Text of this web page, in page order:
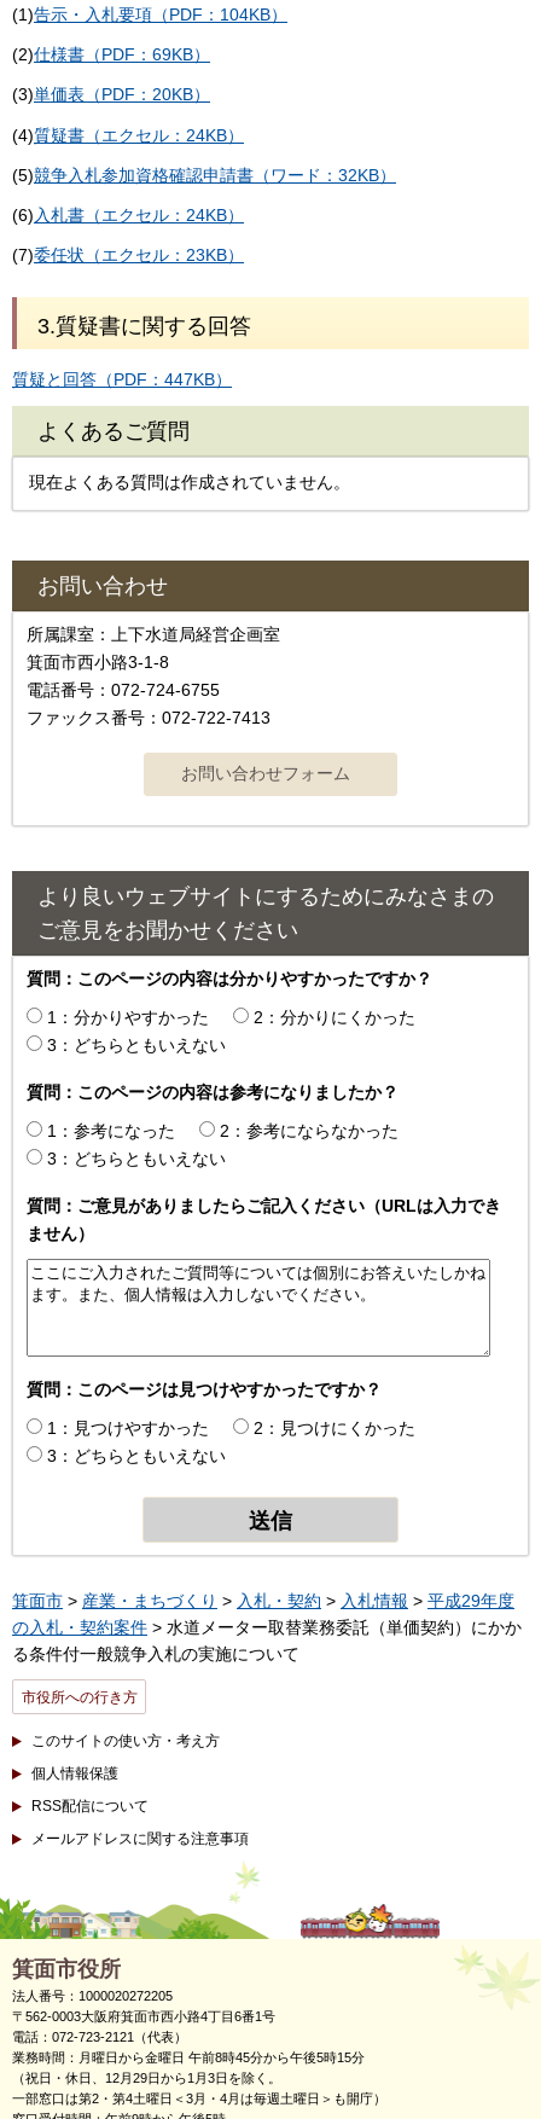
(1)告示・入札要項（PDF：104KB）
(2)仕様書（PDF：69KB）
(3)単価表（PDF：20KB）
(4)質疑書（エクセル：24KB）
(5)競争入札参加資格確認申請書（ワード：32KB）
(6) 入札書（エクセル：24KB）
(7)委任状（エクセル：23KB）
3.質疑書に関する回答
質疑と回答（PDF：447KB）
よくあるご質問
現在よくある質問は作成されていません。
お問い合わせ
所属課室：上下水道局経営企画室
箕面市西小路3-1-8
電話番号：072-724-6755
ファックス番号：072-722-7413
より良いウェブサイトにするためにみなさまの
ご意見をお聞かせください
質問：このページの内容は分かりやすかったですか？
1：分かりやすかった
2：分かりにくかった
3：どちらともいえない
質問：このページの内容は参考になりましたか？
1：参考になった
2：参考にならなかった
3：どちらともいえない
質問：ご意見がありましたらご記入ください（URLは入力でき
ません）
質問：このページは見つけやすかったですか？
1：見つけやすかった
2：見つけにくかった
3：どちらともいえない
箕面市 > 産業・まちづくり > 入札・契約 > 入札情報 > 平成29年度
の入札・契約案件 > 水道メーター取替業務委託（単価契約）にかか
る条件付一般競争入札の実施について
市役所への行き方
このサイトの使い方・考え方
個人情報保護
RSS配信について
メールアドレスに関する注意事項
箕面市役所
法人番号：1000020272205
〒562-0003大阪府箕面市西小路4丁目6番1号
電話：072-723-2121（代表）
業務時間：月曜日から金曜日 午前8時45分から午後5時15分
（祝日・休日、12月29日から1月3日を除く。
一部窓口は第2・第4土曜日＜3月・4月は毎週土曜日＞も開庁）